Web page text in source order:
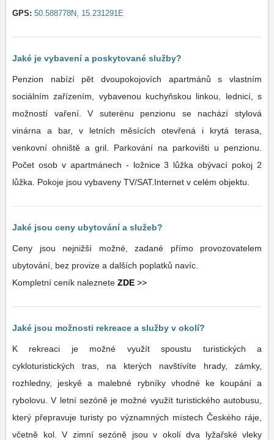
GPS: 50.588778N, 15.231291E
Jaké je vybavení a poskytované služby?
Penzion nabízí pět dvoupokojovích apartmánů s vlastním
sociálním zařízením, vybavenou kuchyňskou linkou, lednicí, s
možností vaření. V suterénu penzionu se nachází stylová
vinárna a bar, v letních měsících otevřená i krytá terasa,
venkovní ohniště a gril. Parkování na parkovišti u penzionu.
Počet osob v apartmánech - ložnice 3 lůžka obývací pokoj 2
lůžka. Pokoje jsou vybaveny TV/SAT.Internet v celém objektu.
Jaké jsou ceny ubytování a služeb?
Ceny jsou nejnižší možné, zadané přímo provozovatelem
ubytování, bez provize a dalších poplatků navíc.
Kompletní ceník naleznete ZDE >>
Jaké jsou možnosti rekreace a služby v okolí?
K rekreaci je možné využít spoustu turistických a
cykloturistických tras, na kterých navštívíte hrady, zámky,
rozhledny, jeskyě a malebné rybníky vhodné ke koupání a
rybolovu. V letní sezóně je možné využít turistického autobusu,
který přepravuje turisty po významných místech Českého ráje,
včetně kol. V zimní sezóně jsou v okolí dva lyžařské vleky